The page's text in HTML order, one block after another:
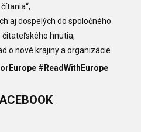
čítania“,
aj dospelých do spoločného
čitateľského hnutia,
o nové krajiny a organizácie.
#ReadWithEurope